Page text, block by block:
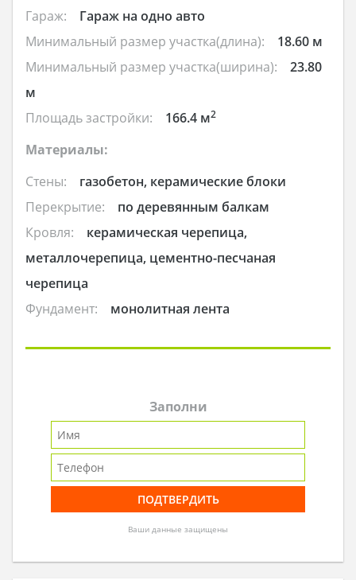
Гараж:
Гараж на одно авто
Минимальный размер участка(длина):
18.60 м
Минимальный размер участка(ширина):
23.80
м
Площадь застройки:
166.4 м2
Материалы:
Стены:
газобетон, керамические блоки
Перекрытие:
по деревянным балкам
Кровля:
керамическая черепица,
металлочерепица, цементно-песчаная
черепица
Фундамент:
монолитная лента
Заполни
Ваши данные защищены